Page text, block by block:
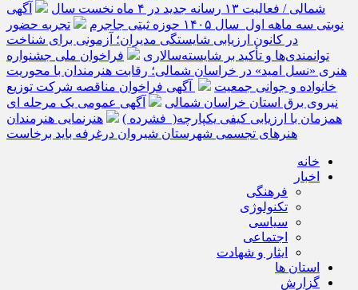
شمالی / فعالیت ۱۳ رسانه جدید در ۴ ماه نخست سال
آگهی
نوبتی سه ماهه اول سال ۱۴۰۵ حوزه ثبتی جاجرم
تجربه حضور
در کانون ارزیابی شایستگی مدیران؛ آزمونی برای شناخت
توانمندی‌ها و تأکید بر شایسته‌سالاری
فراخوان ملی جشنواره
هنری «نسل امید» در خراسان شمالی؛ رقابت هنرمندان با محوریت
خانواده و جوانی جمعیت
آگهی فراخوان مناقصه شرکت توزیع
نیروی برق استان خراسان شمالی
آگهی عمومی یک مرحله ای
همزمان با ارزیابی کیفی یکپارچه( فشرده )
هنرنمایی هنرمندان
هنرهای تجسمی شهرستان شیروان درغرفه باید برخاست
خانه
اخبار
فرهنگی
تکنولوژی
سیاسی
اجتماعی
ایثار و شهادت
استان ها
گزارش